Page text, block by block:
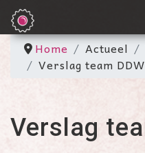
Home Actueel
Verslag team
Verslag